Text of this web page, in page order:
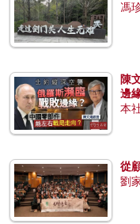
馮
陳
邊
本
從
劉